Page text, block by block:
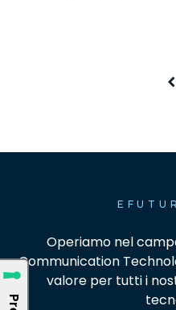
Operiamo nel
Communication
valore per tutti i